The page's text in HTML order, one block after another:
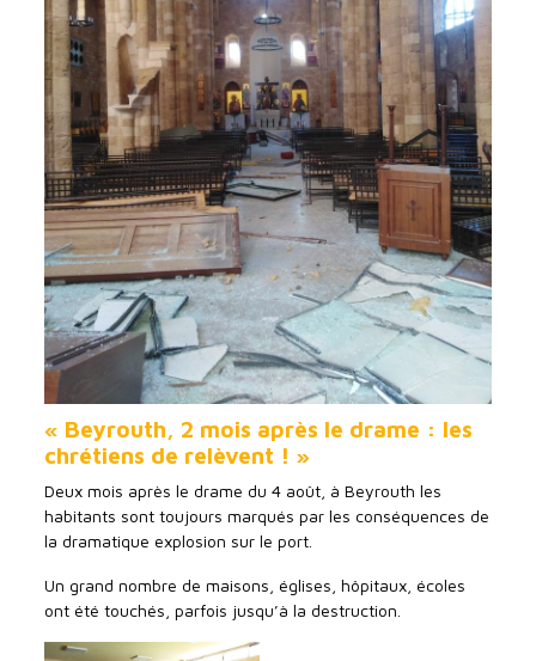
« Beyrouth, 2 mois après le drame : les
chrétiens de relèvent ! »
Deux mois après le drame du 4 août, à Beyrouth les
habitants sont toujours marqués par les conséquences de
la dramatique explosion sur le port.
Un grand nombre de maisons, églises, hôpitaux, écoles
ont été touchés, parfois jusqu’à la destruction.